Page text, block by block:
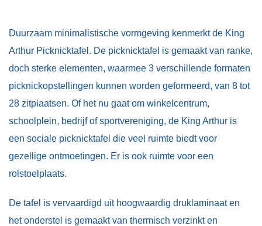
​Duurzaam minimalistische vormgeving kenmerkt de King
Arthur Picknicktafel. De picknicktafel is gemaakt van ranke,
doch sterke elementen, waarmee 3 verschillende formaten
picknickopstellingen kunnen worden geformeerd, van 8 tot
28 zitplaatsen. Of het nu gaat om winkelcentrum,
schoolplein, bedrijf of sportvereniging, de King Arthur is
een sociale picknicktafel die veel ruimte biedt voor
gezellige ontmoetingen. Er is ook ruimte voor een
rolstoelplaats.
De tafel is vervaardigd uit hoogwaardig druklaminaat en
het onderstel is gemaakt van thermisch verzinkt en